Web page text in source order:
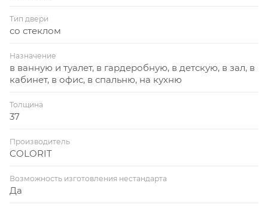
Тип двери
со стеклом
Назначение
в ванную и туалет, в гардеробную, в детскую, в зал, в
кабинет, в офис, в спальню, на кухню
Толщина
37
Производитель
COLORIT
Возможность изготовления нестандарта
Да